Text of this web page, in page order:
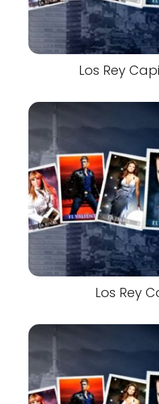
Los Rey
Los Rey